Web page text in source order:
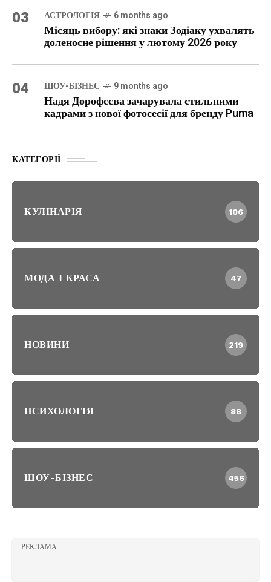
03 АСТРОЛОГІЯ 6 months ago
Місяць вибору: які знаки Зодіаку ухвалять
доленосне рішення у лютому 2026 року
04 ШОУ-БІЗНЕС 9 months ago
Надя Дорофєєва зачарувала стильними
кадрами з нової фотосесії для бренду Puma
КАТЕГОРІЇ
КУЛІНАРІЯ 106
МОДА І КРАСА 47
НОВИНИ 219
ПСИХОЛОГІЯ 88
ШОУ-БІЗНЕС 456
РЕКЛАМА